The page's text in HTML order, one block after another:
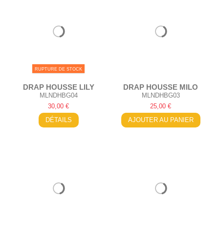
RUPTURE DE STOCK
DRAP HOUSSE LILY
MLNDHBG04
30,00 €
DÉTAILS
DRAP HOUSSE MILO
MLNDHBG03
25,00 €
AJOUTER AU PANIER